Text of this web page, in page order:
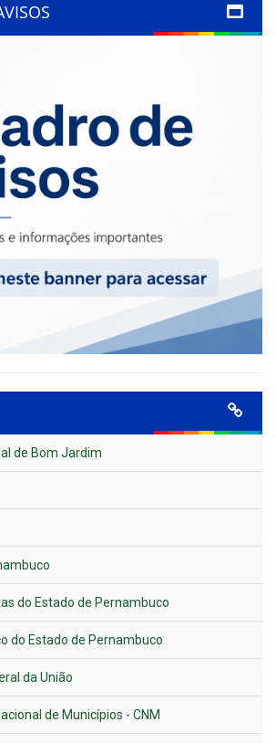
de Bom Jardim
do Estado de Pernambuco
do Estado de Pernambuco
da União
de Municípios - CNM